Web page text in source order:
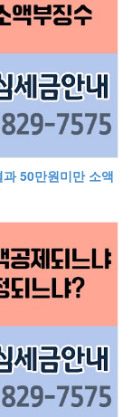
50만원미만 소액